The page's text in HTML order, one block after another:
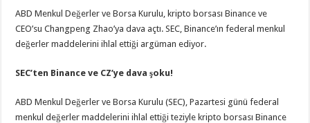
ABD Menkul Değerler ve Borsa Kurulu, kripto borsası Binance ve
CEO’su Changpeng Zhao’ya dava açtı. SEC, Binance’ın federal menkul
değerler maddelerini ihlal ettiği argüman ediyor.
SEC’ten Binance ve CZ’ye dava şoku!
ABD Menkul Değerler ve Borsa Kurulu (SEC), Pazartesi günü federal
menkul değerler maddelerini ihlal ettiği teziyle kripto borsası Binance